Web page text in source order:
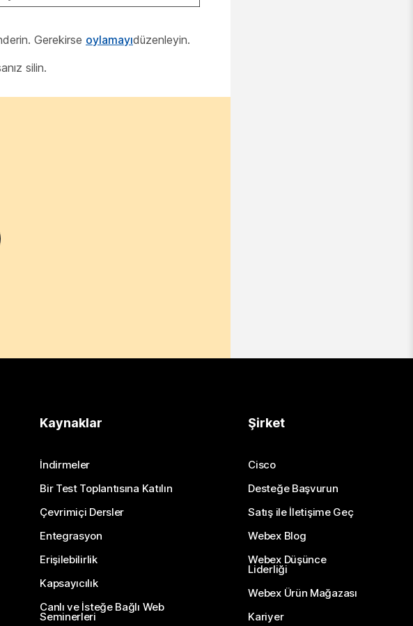
Gerekirse oylamayıdüzenleyin.
silin.
Kaynaklar
İndirmeler
Bir Test Toplantısına Katılın
Çevrimiçi Dersler
Entegrasyon
Erişilebilirlik
Kapsayıcılık
Canlı ve İsteğe Bağlı Web
Seminerleri
Şirket
Cisco
Desteğe Başvurun
Satış ile İletişime Geç
Webex Blog
Webex Düşünce
Liderliği
Webex Ürün Mağazası
Kariyer